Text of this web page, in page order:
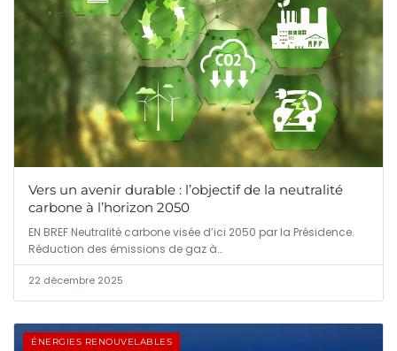
Vers un avenir durable : l’objectif de la neutralité
carbone à l’horizon 2050
EN BREF Neutralité carbone visée d’ici 2050 par la Présidence.
Réduction des émissions de gaz à…
22 décembre 2025
ÉNERGIES RENOUVELABLES